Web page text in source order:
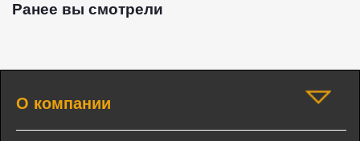
Ранее вы смотрели
О компании